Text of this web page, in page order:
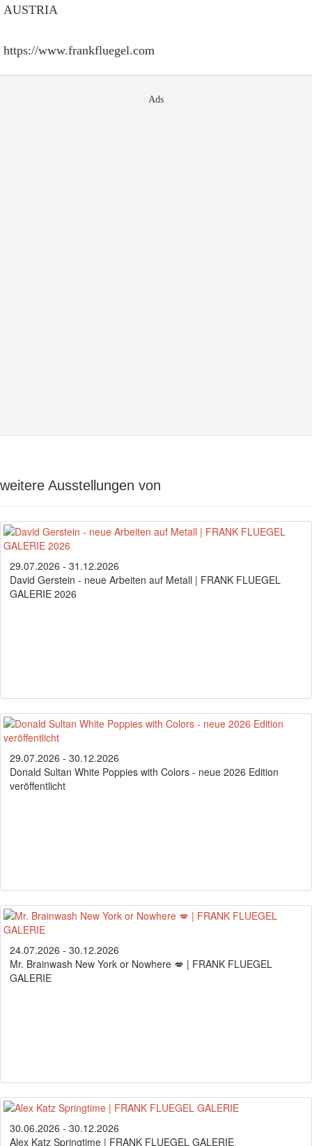
AUSTRIA
https://www.frankfluegel.com
Ads
weitere Ausstellungen von
29.07.2026 - 31.12.2026
David Gerstein - neue Arbeiten auf Metall | FRANK FLUEGEL
GALERIE 2026
29.07.2026 - 30.12.2026
Donald Sultan White Poppies with Colors - neue 2026 Edition
veröffentlicht
24.07.2026 - 30.12.2026
Mr. Brainwash New York or Nowhere 💋 | FRANK FLUEGEL
GALERIE
30.06.2026 - 30.12.2026
Alex Katz Springtime | FRANK FLUEGEL GALERIE